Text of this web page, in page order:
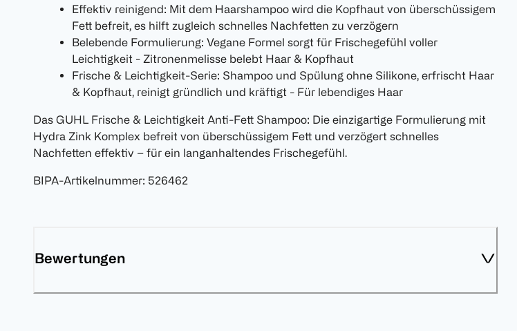
Effektiv reinigend: Mit dem Haarshampoo wird die Kopfhaut von überschüssigem
Fett befreit, es hilft zugleich schnelles Nachfetten zu verzögern
Belebende Formulierung: Vegane Formel sorgt für Frischegefühl voller
Leichtigkeit - Zitronenmelisse belebt Haar & Kopfhaut
Frische & Leichtigkeit-Serie: Shampoo und Spülung ohne Silikone, erfrischt Haar
& Kopfhaut, reinigt gründlich und kräftigt - Für lebendiges Haar
Das GUHL Frische & Leichtigkeit Anti-Fett Shampoo: Die einzigartige Formulierung mit
Hydra Zink Komplex befreit von überschüssigem Fett und verzögert schnelles
Nachfetten effektiv – für ein langanhaltendes Frischegefühl.
BIPA-Artikelnummer: 526462
Bewertungen